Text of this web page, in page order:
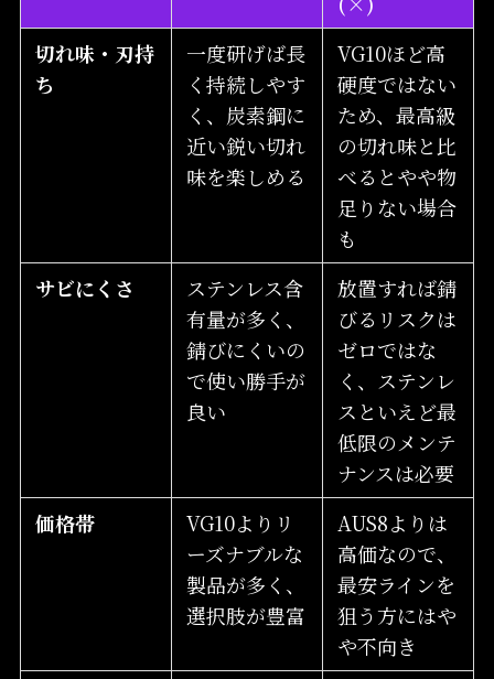
切れ味・刃持
ち
一度研げば長
く持続しやす
く、炭素鋼に
近い鋭い切れ
味を楽しめる
VG10ほど高
硬度ではない
ため、最高級
の切れ味と比
べるとやや物
足りない場合
も
サビにくさ
ステンレス含
有量が多く、
錆びにくいの
で使い勝手が
良い
放置すれば錆
びるリスクは
ゼロではな
く、ステンレ
スといえど最
低限のメンテ
ナンスは必要
価格帯
VG10よりリ
ーズナブルな
製品が多く、
選択肢が豊富
AUS8よりは
高価なので、
最安ラインを
狙う方にはや
や不向き